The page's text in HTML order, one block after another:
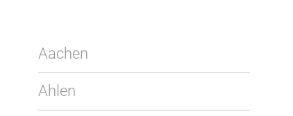
Aachen
Ahlen